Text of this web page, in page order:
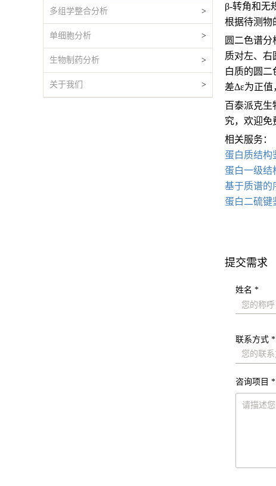
多组学整合分析 >
单细胞分析 >
生物制药分析 >
关于我们 >
β-转角和无
根据待测物
圆二色谱
质对左、右
白质的圆二
差Δε为正值
百泰派克生
究，欢迎免
相关服务：
蛋白质结构
蛋白一级结
基于质谱的
蛋白二硫键
提交需求
姓名 *
联系方式 *
咨询项目 *